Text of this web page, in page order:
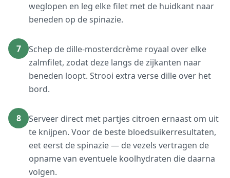
weglopen en leg elke filet met de huidkant naar
beneden op de spinazie.
7
Schep de dille-mosterdcrème royaal over elke
zalmfilet, zodat deze langs de zijkanten naar
beneden loopt. Strooi extra verse dille over het
bord.
8
Serveer direct met partjes citroen ernaast om uit
te knijpen. Voor de beste bloedsuikerresultaten,
eet eerst de spinazie — de vezels vertragen de
opname van eventuele koolhydraten die daarna
volgen.